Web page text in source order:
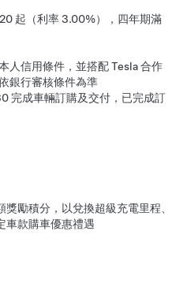
起（利率 3.00%），四年期滿
人信用條件，並搭配 Tesla 合作
銀行審核條件為準
完成車輛訂購及交付，已完成訂
勵積分，以兌換超級充電里程、
車款購車優惠禮遇